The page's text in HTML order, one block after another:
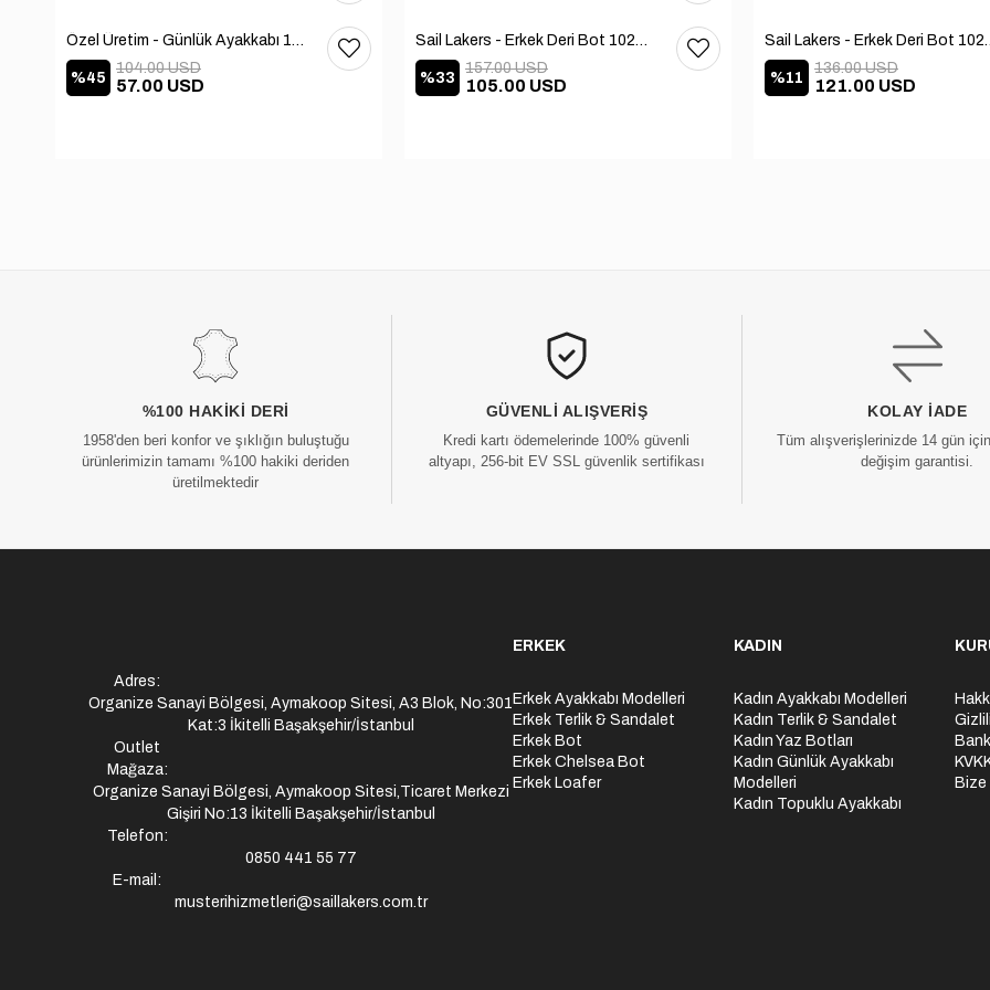
Özel Üretim - Günlük Ayakkabı 101-2630-11473
%45 57.00 USD
104.00 USD
Sail Lakers - Erkek Deri Bot 102-1599-1458
%33 105.00 USD
157.00 USD
Sail
%11 121.00 USD
136.00 USD
%100 HAKIKI DERI
1958'den beri konfor ve şıklığın buluştuğu
ürünlerimizin tamamı %100 hakiki deriden
üretilmektedir
GÜVENLI ALIŞVERIŞ
Kredi kartı ödemelerinde 100% güvenli
altyapı, 256-bit EV SSL güvenlik sertifikası
KOLAY İADE
Tüm alışverişlerinizde 14 gün
değişim garantisi.
Adres:
Organize Sanayi Bölgesi, Aymakoop Sitesi, A3 Blok, No:301
Kat:3 İkitelli Başakşehir/İstanbul
Outlet
Mağaza:
Organize Sanayi Bölgesi, Aymakoop Sitesi,Ticaret Merkezi
Gişiri No:13 İkitelli Başakşehir/İstanbul
Telefon:
0850 441 55 77
E-mail:
musterihizmetleri@saillakers.com.tr
ERKEK
Erkek Ayakkabı Modelleri
Erkek Terlik & Sandalet
Erkek Bot
Erkek Chelsea Bot
Erkek Loafer
KADIN
Kadın Ayakkabı Modelleri
Kadın Terlik & Sandalet
Kadın Yaz Botları
Kadın Günlük Ayakkabı
Modelleri
Kadın Topuklu Ayakkabı
Bize